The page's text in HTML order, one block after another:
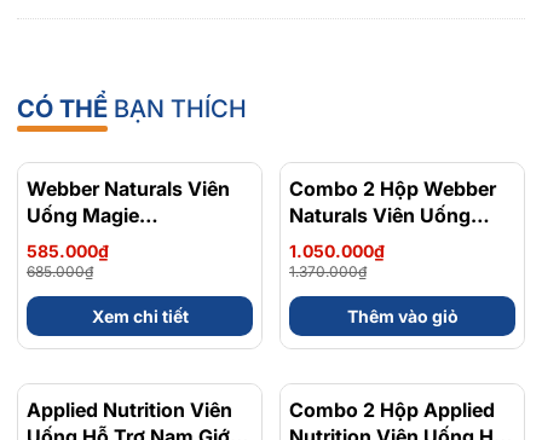
HƯỚNG DẪN SỬ DỤNG:
Dùng mỗi ngày 2 viên Welson For Men sau bữa sáng
CÓ THỂ BẠN THÍCH
- 15%
Webber Naturals Viên
Uống Magie
Magnesium
Bisglycinate 200mg -
Chính Ngạch Canada,
Xuất VAT
585.000₫
685.000₫
Xem chi tiết
- 23%
Combo 2 Hộp Webber
Naturals Viên Uống
Magie Dễ Dàng Hấp
Làm Dịu Nhẹ Cho Hệ
Tiêu Hóa Magnesium
Bisglycinate 200mg -
Hộp 120 Viên
1.050.000₫
1.370.000₫
Thêm vào giỏ
Applied Nutrition Viên
Combo 2 Hộp Applied